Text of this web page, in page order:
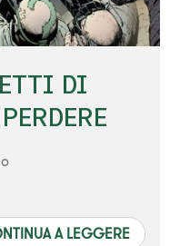
DI
A LEGGERE